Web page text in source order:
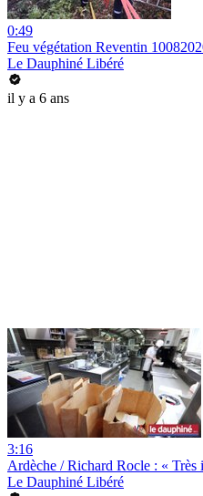
0:49
Feu végétation Reventin
Le Dauphiné Libéré
il y a 6 ans
3:16
Ardèche / Richard Rocle : « Très
Le Dauphiné Libéré